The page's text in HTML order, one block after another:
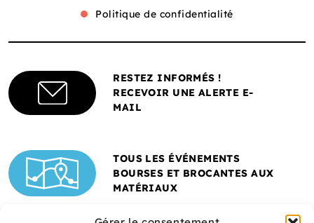
Politique de confidentialité
RESTEZ INFORMÉS !
RECEVOIR UNE ALERTE E-
MAIL
TOUS LES ÉVÉNEMENTS
BOURSES ET BROCANTES AUX
MATÉRIAUX